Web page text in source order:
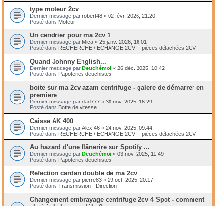
type moteur 2cv
Dernier message par robert48 « 02 févr. 2026, 21:20
Posté dans Moteur
Un cendrier pour ma 2cv ?
Dernier message par Mica « 25 janv. 2026, 16:01
Posté dans RECHERCHE / ECHANGE 2CV -- pièces détachées 2CV
Quand Johnny English...
Dernier message par Deuchémoi « 26 déc. 2025, 10:42
Posté dans Papoteries deuchistes
boite sur ma 2cv azam centrifuge - galere de démarrer en
premiere
Dernier message par dad777 « 30 nov. 2025, 16:29
Posté dans Boîte de vitesse
Caisse AK 400
Dernier message par Alex 46 « 24 nov. 2025, 09:44
Posté dans RECHERCHE / ECHANGE 2CV -- pièces détachées 2CV
Au hazard d'une flânerire sur Spotify ...
Dernier message par Deuchémoi « 03 nov. 2025, 11:49
Posté dans Papoteries deuchistes
Refection cardan double de ma 2cv
Dernier message par pierre83 « 29 oct. 2025, 20:17
Posté dans Transmission - Direction
Changement embrayage centrifuge 2cv 4 Spot - comment